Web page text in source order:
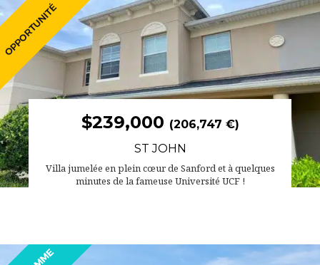
$239,000 (206,747 €)
ST JOHN
Villa jumelée en plein cœur de Sanford et à quelques
minutes de la fameuse Université UCF !